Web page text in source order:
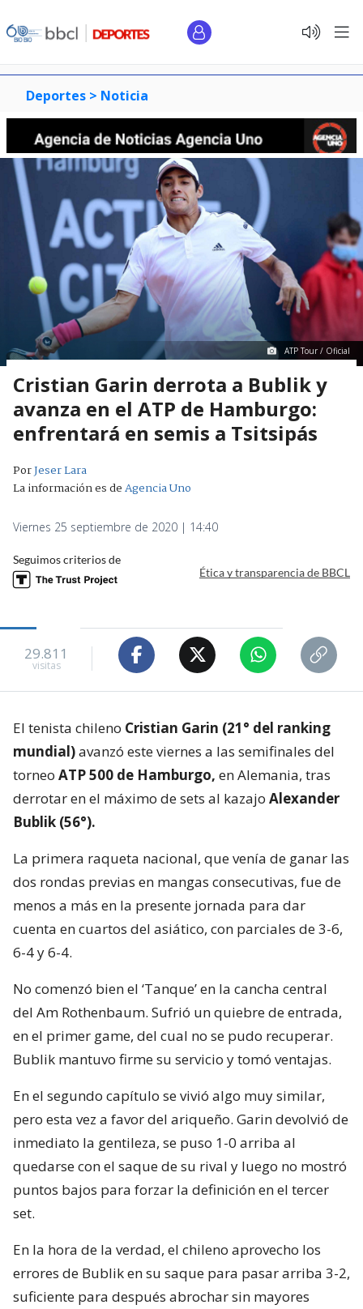
Deportes > Noticia
ATP Tour / Oficial
Cristian Garin derrota a Bublik y
avanza en el ATP de Hamburgo:
enfrentará en semis a Tsitsipás
PorJeser Lara
La información es deAgencia Uno
Viernes 25 septiembre de 2020 | 14:40
Seguimos criterios de
Ética y transparencia de BBCL
29.811
visitas
El tenista chileno Cristian Garin (21° del ranking
mundial)avanzó este viernes a las semifinales del
torneo ATP 500 de Hamburgo, en Alemania, tras
derrotar en el máximo de sets al kazajo Alexander
Bublik (56°).
La primera raqueta nacional, que venía de ganar las
dos rondas previas en mangas consecutivas, fue de
menos a más en la presente jornada para dar
cuenta en cuartos del asiático, con parciales de 3-6,
6-4 y 6-4.
No comenzó bien el ‘Tanque’ en la cancha central
del Am Rothenbaum. Sufrió un quiebre de entrada,
en el primer game, del cual no se pudo recuperar.
Bublik mantuvo firme su servicio y tomó ventajas.
En el segundo capítulo se vivió algo muy similar,
pero esta vez a favor del ariqueño. Garin devolvió de
inmediato la gentileza, se puso 1-0 arriba al
quedarse con el saque de su rival y luego no mostró
puntos bajos para forzar la definición en el tercer
set.
En la hora de la verdad, el chileno aprovecho los
errores de Bublik en su saque para pasar arriba 3-2,
suficiente para después abrochar sin mayores